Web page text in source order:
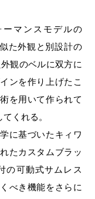
マンスモデルの
た外観と別設計の
観のベルに双方に
ンを作り上げたこ
を用いて作られて
くれる。
に基づいたキィワ
たカスタムブラッ
の可動式サムレス
べき機能をさらに